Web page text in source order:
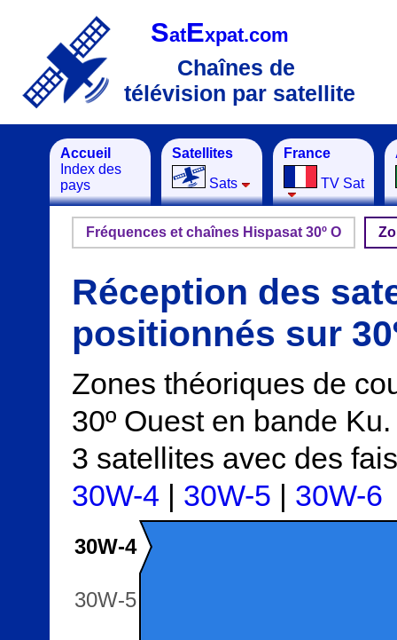
SatExpat.com
Chaînes de
télévision par satellite
Accueil
Index des
pays
Satellites
Sats
France
TV Sat
Fréquences et chaînes Hispasat 30º O
Réception des
positionnés sur
Zones théoriques de
30º Ouest en bande Ku.
3 satellites avec des
30W-4 | 30W-5 | 30W-6
30W-4
30W-5